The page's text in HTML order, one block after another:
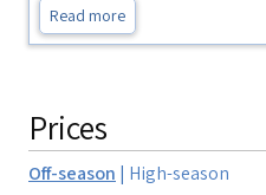
Read more
Prices
Off-season | High-season